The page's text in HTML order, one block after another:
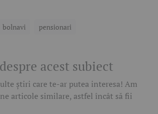
bolnavi pensionari
acest subiect
știri care te-ar putea interesa! Am
articole similare, astfel încât să fii